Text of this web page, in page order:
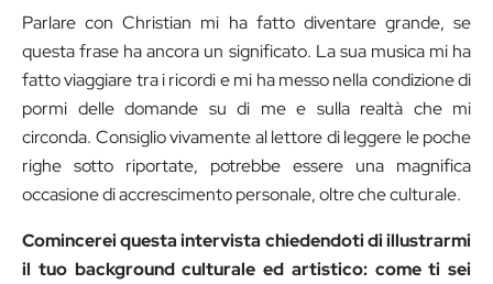
Parlare con Christian mi ha fatto diventare grande, se
questa frase ha ancora un significato. La sua musica mi ha
fatto viaggiare tra i ricordi e mi ha messo nella condizione di
pormi delle domande su di me e sulla realtà che mi
circonda. Consiglio vivamente al lettore di leggere le poche
righe sotto riportate, potrebbe essere una magnifica
occasione di accrescimento personale, oltre che culturale.
Comincerei questa intervista chiedendoti di illustrarmi
il tuo background culturale ed artistico: come ti sei